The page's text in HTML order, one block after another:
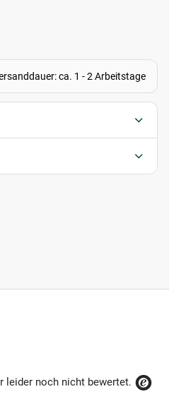
ca. 1 - 2 Arbeitstage
leider noch nicht bewertet.